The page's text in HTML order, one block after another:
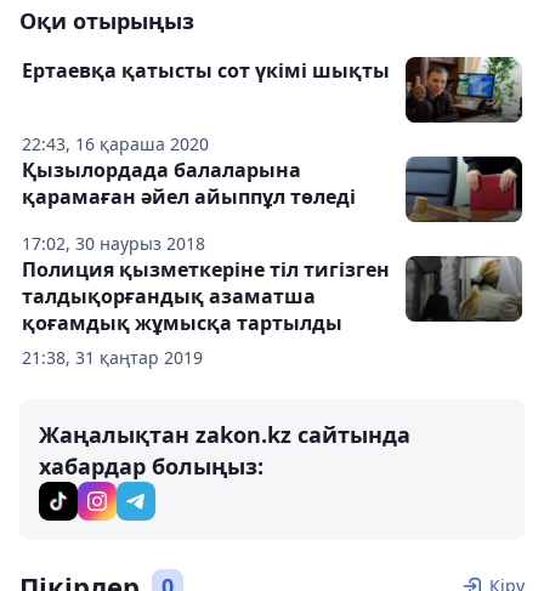
Оқи отырыңыз
22:43, 16 қараша 2020
Ертаевқа қатысты сот үкімі шықты
17:02, 30 наурыз 2018
Қызылордада балаларына
қарамаған әйел айыппұл төледі
21:38, 31 қаңтар 2019
Полиция қызметкеріне тіл тигізген
талдықорғандық азаматша
қоғамдық жұмысқа тартылды
Жаңалықтан zakon.kz сайтында
хабардар болыңыз:
Кіру